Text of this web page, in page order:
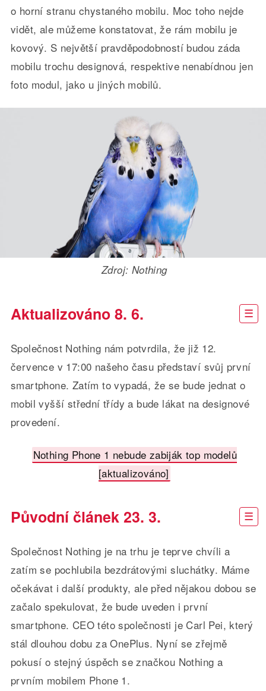
o horní stranu chystaného mobilu. Moc toho nejde
vidět, ale můžeme konstatovat, že rám mobilu je
kovový. S největší pravděpodobností budou záda
mobilu trochu designová, respektive nenabídnou jen
foto modul, jako u jiných mobilů.
Zdroj: Nothing
Aktualizováno 8. 6.
Společnost Nothing nám potvrdila, že již 12.
července v 17:00 našeho času představí svůj první
smartphone. Zatím to vypadá, že se bude jednat o
mobil vyšší střední třídy a bude lákat na designové
provedení.
Nothing Phone 1 nebude zabiják top modelů
[aktualizováno]
Původní článek 23. 3.
Společnost Nothing je na trhu je teprve chvíli a
zatím se pochlubila bezdrátovými sluchátky. Máme
očekávat i další produkty, ale před nějakou dobou se
začalo spekulovat, že bude uveden i první
smartphone. CEO této společnosti je Carl Pei, který
stál dlouhou dobu za OnePlus. Nyní se zřejmě
pokusí o stejný úspěch se značkou Nothing a
prvním mobilem Phone 1.